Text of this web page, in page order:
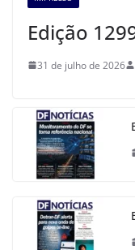
Edição
31 de julho de 2026